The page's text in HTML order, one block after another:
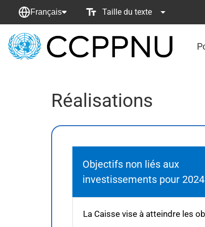
Français Taille du texte
retour
Réalisations
Objectifs non liés aux
investissements pour 2024
La Caisse vise à atteindre les